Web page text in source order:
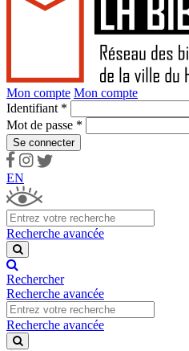
Mon compte Mon compte
Identifiant *
Mot de passe *
Se connecter
EN
Accueil
Recherche avancée
la
recherche
Rechercher
Recherche avancée
Accueil
Recherche avancée